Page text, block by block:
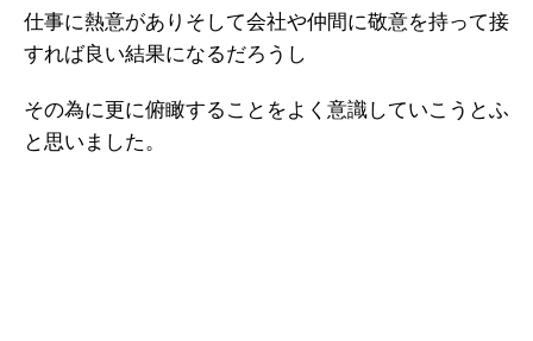
仕事に熱意がありそして会社や仲間に敬意を持って接
すれば良い結果になるだろうし
その為に更に俯瞰することをよく意識していこうとふ
と思いました。